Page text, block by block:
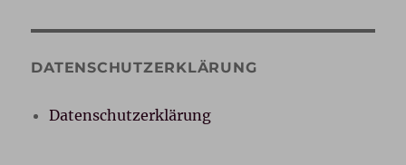
DATENSCHUTZERKLÄRUNG
Datenschutzerklärung